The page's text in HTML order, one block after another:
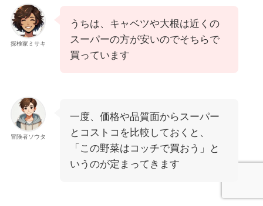
探検家ミサキ
うちは、キャベツや大根は近くの
スーパーの方が安いのでそちらで
買っています
冒険者ソウタ
一度、価格や品質面からスーパー
とコストコを比較しておくと、
「この野菜はコッチで買おう」と
いうのが定まってきます